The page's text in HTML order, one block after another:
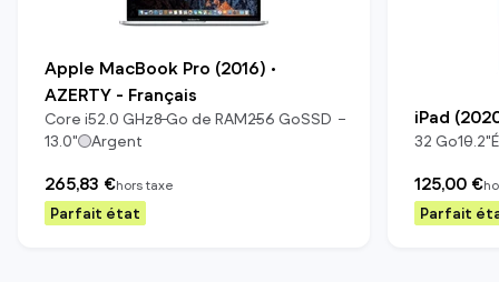
Apple MacBook Pro (2016) •
AZERTY - Français
Core i52.0 GHz8Go de RAM256 GoSSD
13.0" Argent
265,83 €hors taxe
Parfait état
iPad
32 Go10.2"
125,00 €
Parfait